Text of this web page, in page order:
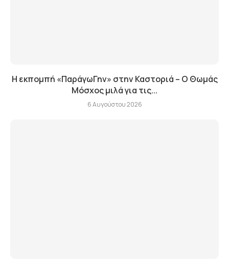
Η εκπομπή «ΠαράγωΓην» στην Καστοριά – Ο Θωμάς
Μόσχος μιλά για τις...
6 Αυγούστου 2026